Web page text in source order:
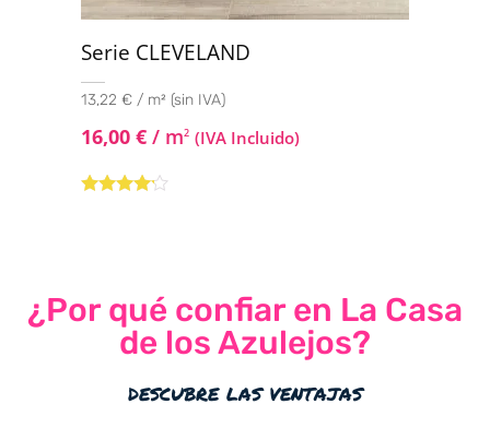
Serie CLEVELAND
13,22 € / m² (sin IVA)
16,00 € / m2 (IVA Incluido)
¿Por qué confiar en La Casa
de los Azulejos?
descubre las ventajas